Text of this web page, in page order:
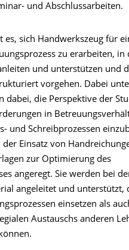
und Abschlussarbeiten.
es, sich Handwerkszeug für
zu erarbeiten, in
und unterstützen und
vorgehen. Dabei
dabei, die Perspektive der
in
und Schreibprozessen
Einsatz von
zur Optimierung des
angeregt. Sie werden bei
angeleitet und unterstützt,
einsetzen als
Austauschs anderen